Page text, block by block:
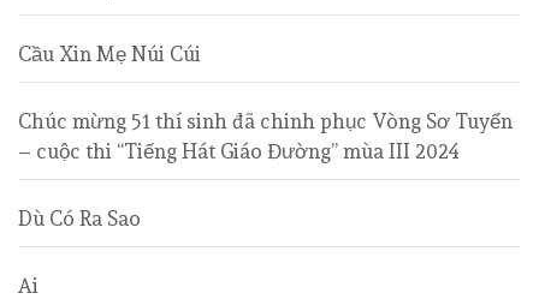
Cầu Xin Mẹ Núi Cúi
Chúc mừng 51 thí sinh đã chinh phục Vòng Sơ Tuyển
– cuộc thi “Tiếng Hát Giáo Đường” mùa III 2024
Dù Có Ra Sao
Ai